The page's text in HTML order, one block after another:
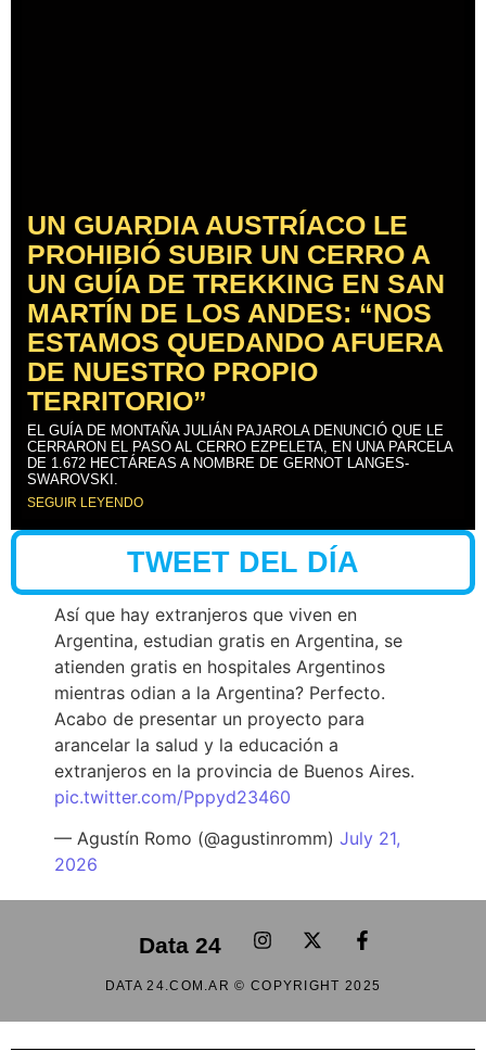
UN GUARDIA AUSTRÍACO LE
PROHIBIÓ SUBIR UN CERRO A
UN GUÍA DE TREKKING EN SAN
MARTÍN DE LOS ANDES: “NOS
ESTAMOS QUEDANDO AFUERA
DE NUESTRO PROPIO
TERRITORIO”
EL GUÍA DE MONTAÑA JULIÁN PAJAROLA DENUNCIÓ QUE LE
CERRARON EL PASO AL CERRO EZPELETA, EN UNA PARCELA
DE 1.672 HECTÁREAS A NOMBRE DE GERNOT LANGES-
SWAROVSKI.
SEGUIR LEYENDO
TWEET DEL DÍA
Así que hay extranjeros que viven en
Argentina, estudian gratis en Argentina, se
atienden gratis en hospitales Argentinos
mientras odian a la Argentina? Perfecto.
Acabo de presentar un proyecto para
arancelar la salud y la educación a
extranjeros en la provincia de Buenos Aires.
pic.twitter.com/Pppyd23460
— Agustín Romo (@agustinromm) July 21,
2026
Data 24
DATA 24.COM.AR © COPYRIGHT 2025